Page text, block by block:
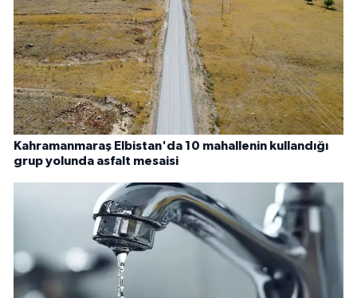
Kahramanmaraş Elbistan'da 10 mahallenin kullandığı
grup yolunda asfalt mesaisi